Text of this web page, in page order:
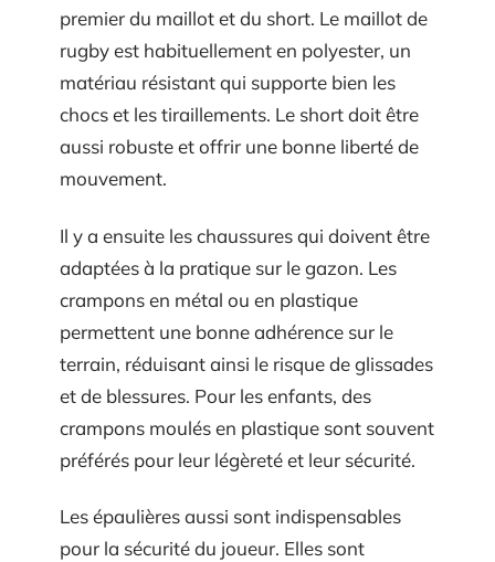
premier du maillot et du short. Le maillot de
rugby est habituellement en polyester, un
matériau résistant qui supporte bien les
chocs et les tiraillements. Le short doit être
aussi robuste et offrir une bonne liberté de
mouvement.
Il y a ensuite les chaussures qui doivent être
adaptées à la pratique sur le gazon. Les
crampons en métal ou en plastique
permettent une bonne adhérence sur le
terrain, réduisant ainsi le risque de glissades
et de blessures. Pour les enfants, des
crampons moulés en plastique sont souvent
préférés pour leur légèreté et leur sécurité.
Les épaulières aussi sont indispensables
pour la sécurité du joueur. Elles sont